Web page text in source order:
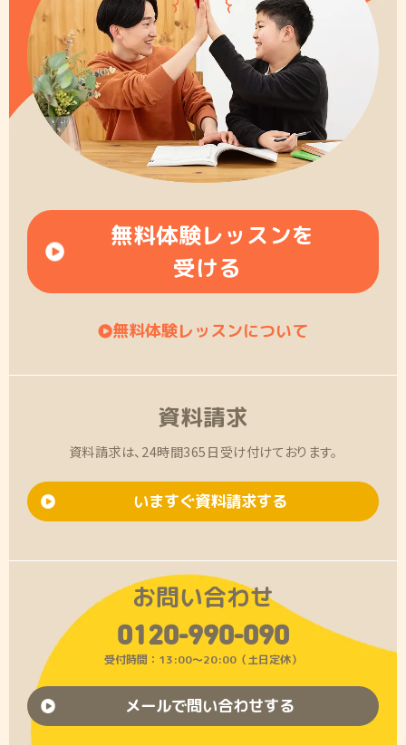
無料体験レッスンを
受ける
無料体験レッスンについて
資料請求
資料請求は、24時間365日受け付けております。
いますぐ資料請求する
お問い合わせ
0120-990-090
受付時間：13:00〜20:00（土日定休）
メールで問い合わせする